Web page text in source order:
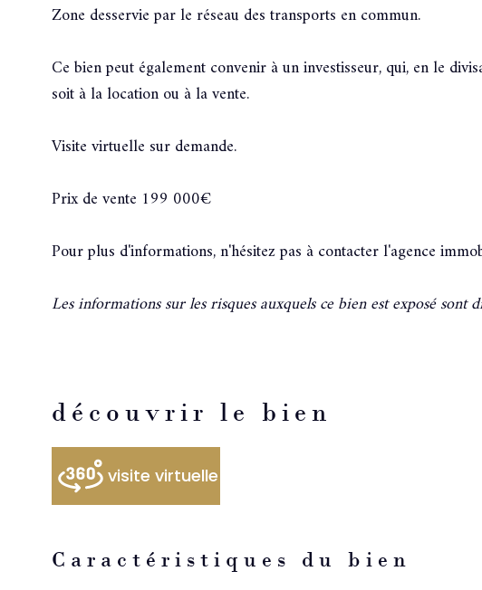
Zone desservie par le réseau des transports en commun.
Ce bien peut également convenir à un investisseur, qui, en le
soit à la location ou à la vente.
Visite virtuelle sur demande.
Prix de vente 199 000€
Pour plus d'informations, n'hésitez pas à contacter l'agence
Les informations sur les risques auxquels ce bien est exposé sont
découvrir le bien
visite virtuelle
Caractéristiques du bien